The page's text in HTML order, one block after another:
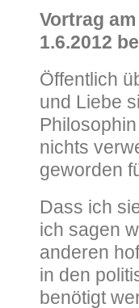
Vortrag
1.6.2012
Öffentlich
und Liebe
nichts
geworden
Dass ich
ich sagen
anderen
in den
benötigt